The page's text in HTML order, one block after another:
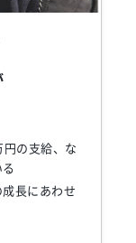
の支給、な
長にあわせ